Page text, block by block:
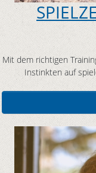
Mit dem richtigen
Instinkten auf